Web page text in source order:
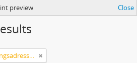
preview Close
Agnes Hammarskjöld. Hyllningsadresser på 60-årsdagen